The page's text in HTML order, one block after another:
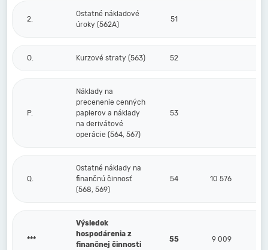
2.
Ostatné nákladové
úroky (562A)
51
O. Kurzové straty (563) 52
P.
Náklady na
precenenie cenných
papierov a náklady
na derivátové
operácie (564, 567)
53
Q.
Ostatné náklady na
finančnú činnosť
(568, 569)
54 10 576
***
Výsledok
hospodárenia z
finančnej činnosti
55 9 009